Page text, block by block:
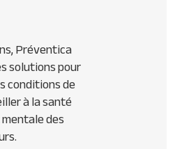
Préventica
solutions pour
conditions de
à la santé
des